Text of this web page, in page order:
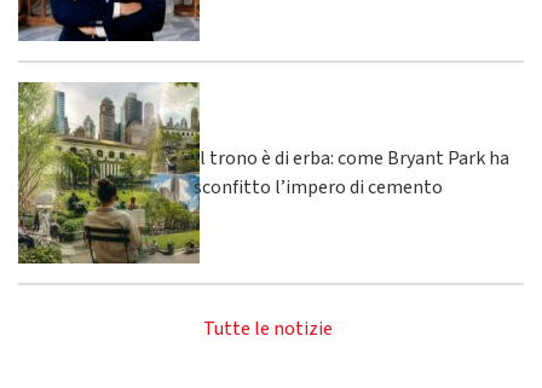
Il trono è di erba: come Bryant Park ha
sconfitto l’impero di cemento
Tutte le notizie